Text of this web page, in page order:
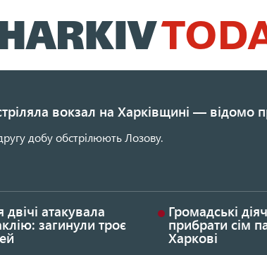
до
основного
вокзал на Харківщині — відомо
добу обстрілюють Лозову.
двічі атакувала
загинули троє
Громадські
прибрати сім
Харкові